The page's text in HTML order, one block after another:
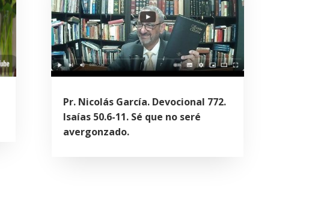
Pr. Nicolás García. Devocional 772.
Isaías 50.6-11. Sé que no seré
avergonzado.